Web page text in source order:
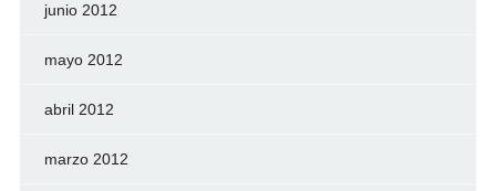
junio 2012
mayo 2012
abril 2012
marzo 2012